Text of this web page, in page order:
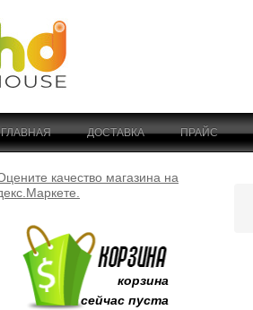
ГЛАВНАЯ ДОСТАВКА ПРАЙС
корзина
сейчас пуста